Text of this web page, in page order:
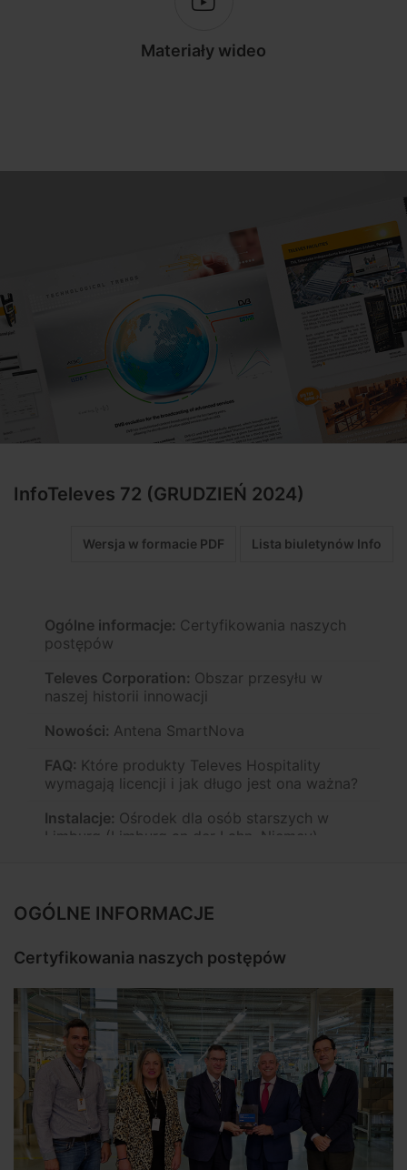
Materiały wideo
InfoTeleves 72 (GRUDZIEŃ 2024)
Wersja w formacie PDF Lista biuletynów Info
Ogólne informacje: Certyfikowania naszych
postępów
Televes Corporation: Obszar przesyłu w
naszej historii innowacji
Nowości: Antena SmartNova
FAQ: Które produkty Televes Hospitality
wymagają licencji i jak długo jest ona ważna?
Instalacje: Ośrodek dla osób starszych w
Limburg (Limburg an der Lahn, Niemcy)
Gatubelysningsforum, XENIA, Trend+Technik,
Foro Sanitop, Cluster de Salud de Galicia
punkty dotyczące zapobiegania typowym
problemom
Ogłoszenie: Zamień kabel TV w swojej firmie
w szybką sieć internetową
OGÓLNE INFORMACJE
Certyfikowania naszych postępów